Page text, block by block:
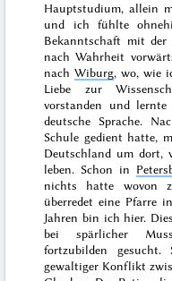
Hauptstudium, allein
und ich fühlte
Bekanntschaft mit der
nach Wahrheit
nachWiburg, wo, wie
Liebe zur
vorstanden und
deutsche Sprache.
Schule gedient hatte,
Deutschland um dort,
leben. Schon in
nichts hatte wovon
überredet eine Pfarre
Jahren bin ich hier.
bei spärlicher
fortzubilden
gewaltiger Konflikt